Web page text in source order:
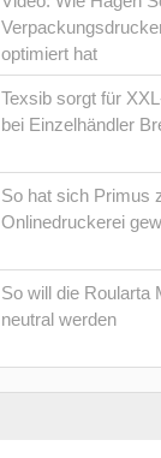
optimiert hat
Texsib sorgt für
bei Einzelhändler
So hat sich Primus
Onlinedruckerei
So will die Roularta
neutral werden